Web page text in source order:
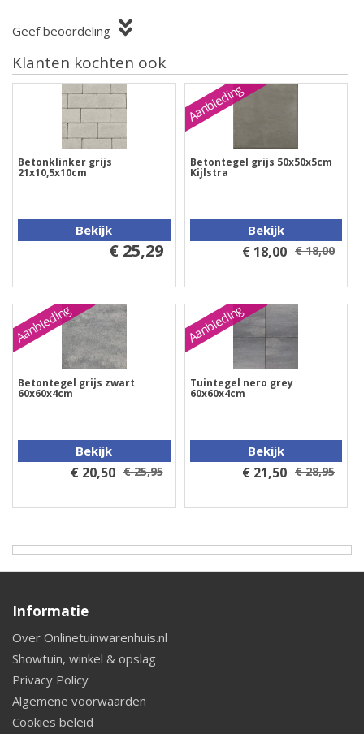
Geef beoordeling
Klanten kochten ook
Betonklinker grijs
21x10,5x10cm
Bekijk
€ 25,29
Aanbieding
Betontegel grijs 50x50x5cm
Kijlstra
Bekijk
€ 18,00 € 18,00
Aanbieding
Betontegel grijs zwart
60x60x4cm
Bekijk
€ 20,50 € 25,95
Aanbieding
Tuintegel nero grey
60x60x4cm
Bekijk
€ 21,50 € 28,95
Informatie
Over Onlinetuinwarenhuis.nl
Showtuin, winkel & opslag
Privacy Policy
Algemene voorwaarden
Cookies beleid